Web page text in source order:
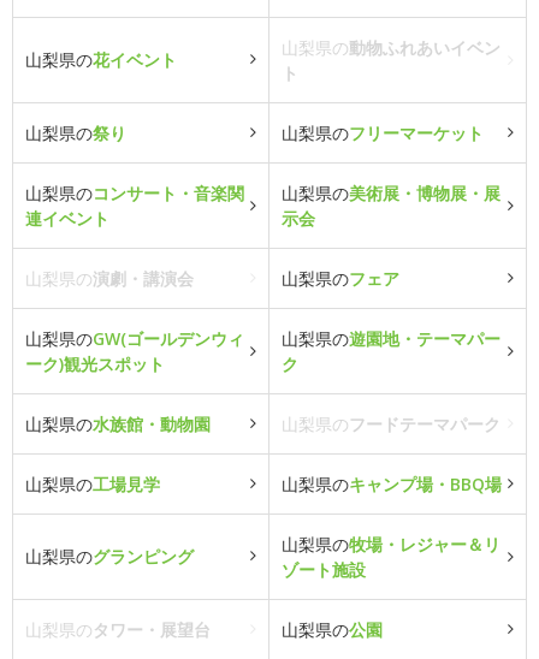
山梨県の花イベント
山梨県の動物ふれあいイベン
ト
山梨県の祭り 山梨県のフリーマーケット
山梨県のコンサート・音楽関
連イベント
山梨県の美術展・博物展・展
示会
山梨県の演劇・講演会 山梨県のフェア
山梨県のGW(ゴールデンウィ
ーク)観光スポット
山梨県の遊園地・テーマパー
ク
山梨県の水族館・動物園 山梨県のフードテーマパーク
山梨県の工場見学 山梨県のキャンプ場・BBQ場
山梨県のグランピング
山梨県の牧場・レジャー＆リ
ゾート施設
山梨県のタワー・展望台 山梨県の公園